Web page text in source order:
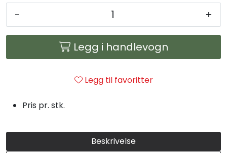
- +
Legg i handlevogn
Legg til favoritter
Pris pr. stk.
Beskrivelse
Ferdigretter
Julemat
Firmalunsj